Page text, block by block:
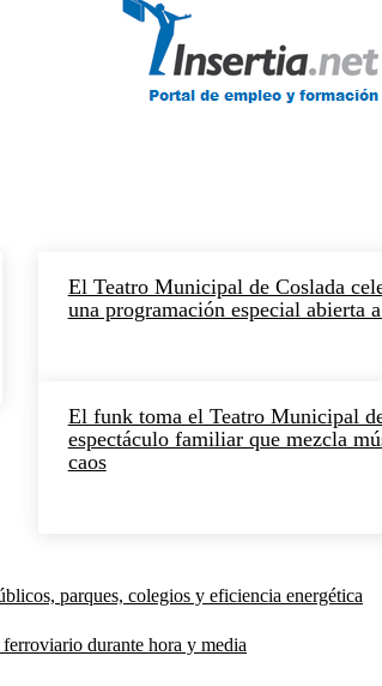
El Teatro Municipal de Coslada
una programación especial abierta
El funk toma el Teatro Municipal
espectáculo familiar que mezcla
caos
parques, colegios y eficiencia energética
durante hora y media